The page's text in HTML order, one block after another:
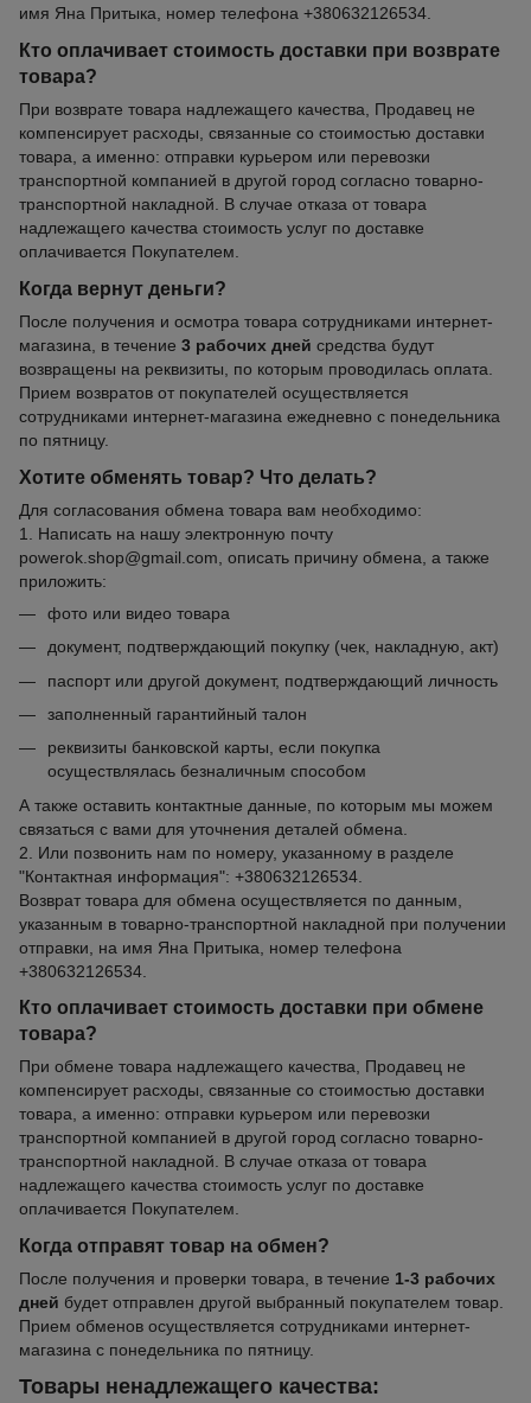
имя Яна Притыка, номер телефона +380632126534.
Кто оплачивает стоимость доставки при возврате
товара?
При возврате товара надлежащего качества, Продавец не
компенсирует расходы, связанные со стоимостью доставки
товара, а именно: отправки курьером или перевозки
транспортной компанией в другой город согласно товарно-
транспортной накладной. В случае отказа от товара
надлежащего качества стоимость услуг по доставке
оплачивается Покупателем.
Когда вернут деньги?
После получения и осмотра товара сотрудниками интернет-
магазина, в течение 3 рабочих дней средства будут
возвращены на реквизиты, по которым проводилась оплата.
Прием возвратов от покупателей осуществляется
сотрудниками интернет-магазина ежедневно с понедельника
по пятницу.
Хотите обменять товар? Что делать?
Для согласования обмена товара вам необходимо:
1. Написать на нашу электронную почту
powerok.shop@gmail.com, описать причину обмена, а также
приложить:
фото или видео товара
документ, подтверждающий покупку (чек, накладную, акт)
паспорт или другой документ, подтверждающий личность
заполненный гарантийный талон
реквизиты банковской карты, если покупка
осуществлялась безналичным способом
А также оставить контактные данные, по которым мы можем
связаться с вами для уточнения деталей обмена.
2. Или позвонить нам по номеру, указанному в разделе
"Контактная информация": +380632126534.
Возврат товара для обмена осуществляется по данным,
указанным в товарно-транспортной накладной при получении
отправки, на имя Яна Притыка, номер телефона
+380632126534.
Кто оплачивает стоимость доставки при обмене
товара?
При обмене товара надлежащего качества, Продавец не
компенсирует расходы, связанные со стоимостью доставки
товара, а именно: отправки курьером или перевозки
транспортной компанией в другой город согласно товарно-
транспортной накладной. В случае отказа от товара
надлежащего качества стоимость услуг по доставке
оплачивается Покупателем.
Когда отправят товар на обмен?
После получения и проверки товара, в течение 1-3 рабочих
дней будет отправлен другой выбранный покупателем товар.
Прием обменов осуществляется сотрудниками интернет-
магазина с понедельника по пятницу.
Товары ненадлежащего качества: